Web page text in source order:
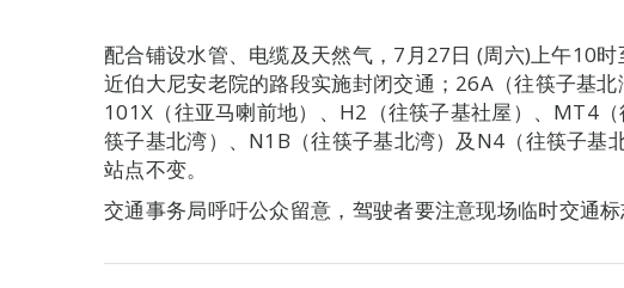
配合铺设水管、电缆及天然气，7月27日 (周六)上午10
近伯大尼安老院的路段实施封闭交通；26A（往筷子基北
101X（往亚马喇前地）、H2（往筷子基社屋）、MT4
筷子基北湾）、N1B（往筷子基北湾）及N4（往筷子基
站点不变。
交通事务局呼吁公众留意，驾驶者要注意现场临时交通标